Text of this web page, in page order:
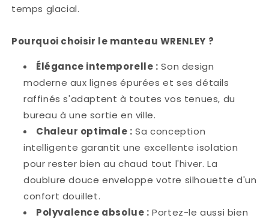
temps glacial.
Pourquoi choisir le manteau WRENLEY ?
Élégance intemporelle : Son design
moderne aux lignes épurées et ses détails
raffinés s'adaptent à toutes vos tenues, du
bureau à une sortie en ville.
Chaleur optimale : Sa conception
intelligente garantit une excellente isolation
pour rester bien au chaud tout l'hiver. La
doublure douce enveloppe votre silhouette d'un
confort douillet.
Polyvalence absolue : Portez-le aussi bien